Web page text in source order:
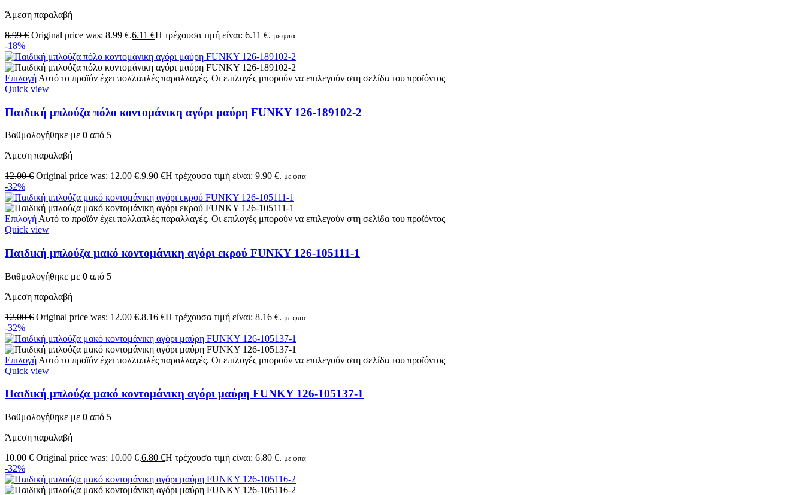
Άμεση παραλαβή
8.99€ Original price was: 8.99 €.6.11 €Η τρέχουσα τιμή είναι: 6.11 €. με φπα
-18%
Επιλογή Αυτό το προϊόν έχει πολλαπλές παραλλαγές. Οι επιλογές μπορούν να επιλεγούν στη σελίδα του προϊόντος
Quick view
Παιδική μπλούζα πόλο κοντομάνικη αγόρι μαύρη FUNKY 126-189102-2
Βαθμολογήθηκε με 0 από 5
Άμεση παραλαβή
12.00€ Original price was: 12.00 €.9.90 €Η τρέχουσα τιμή είναι: 9.90 €. με φπα
-32%
Επιλογή Αυτό το προϊόν έχει πολλαπλές παραλλαγές. Οι επιλογές μπορούν να επιλεγούν στη σελίδα του προϊόντος
Quick view
Παιδική μπλούζα μακό κοντομάνικη αγόρι εκρού FUNKY 126-105111-1
Βαθμολογήθηκε με 0 από 5
Άμεση παραλαβή
12.00€ Original price was: 12.00 €.8.16 €Η τρέχουσα τιμή είναι: 8.16 €. με φπα
-32%
Επιλογή Αυτό το προϊόν έχει πολλαπλές παραλλαγές. Οι επιλογές μπορούν να επιλεγούν στη σελίδα του προϊόντος
Quick view
Παιδική μπλούζα μακό κοντομάνικη αγόρι μαύρη FUNKY 126-105137-1
Βαθμολογήθηκε με 0 από 5
Άμεση παραλαβή
10.00€ Original price was: 10.00 €.6.80 €Η τρέχουσα τιμή είναι: 6.80 €. με φπα
-32%